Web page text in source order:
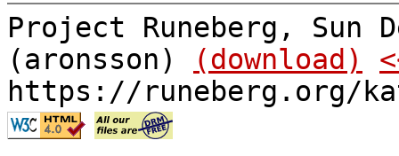
Project Runeberg, Sun
(aronsson)
(download)
https://runeberg.org/